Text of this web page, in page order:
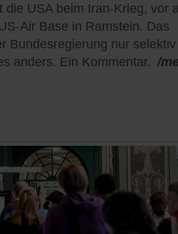
die USA beim Iran-Krieg, vor
Air Base in Ramstein. Das
Bundesregierung nur selektiv
anders. Ein Kommentar. /